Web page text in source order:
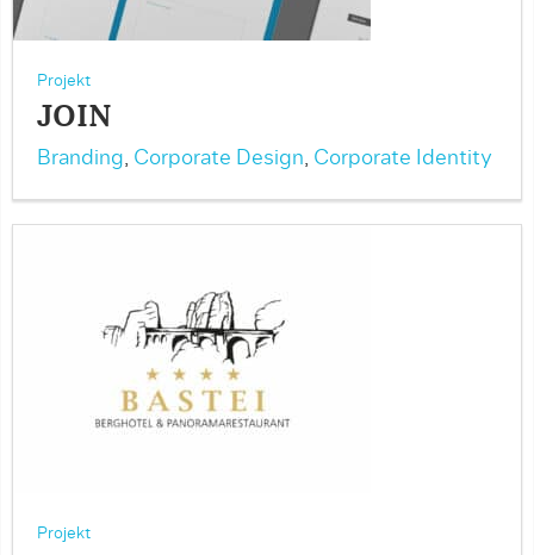
Projekt
JOIN
Branding, Corporate Design, Corporate Identity
Projekt